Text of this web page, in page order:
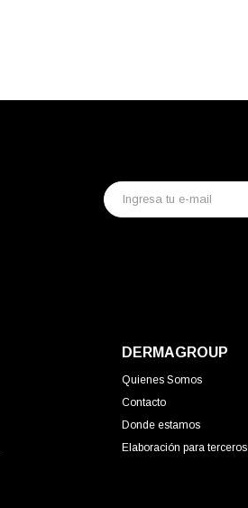
DERMAGROUP
Quienes Somos
Contacto
Donde estamos
Elaboración para terceros